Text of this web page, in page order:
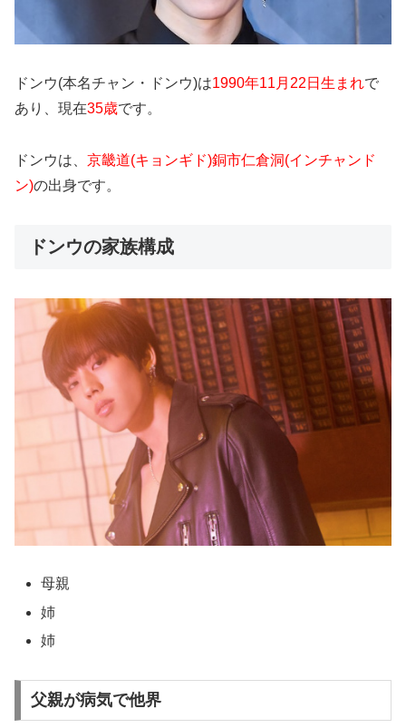
ドンウ(本名チャン・ドンウ)は1990年11月22日生まれで
あり、現在35歳です。
ドンウは、 京畿道(キョンギド)銅市仁倉洞(インチャンド
ン)の出身です。
ドンウの家族構成
母親
姉
姉
父親が病気で他界